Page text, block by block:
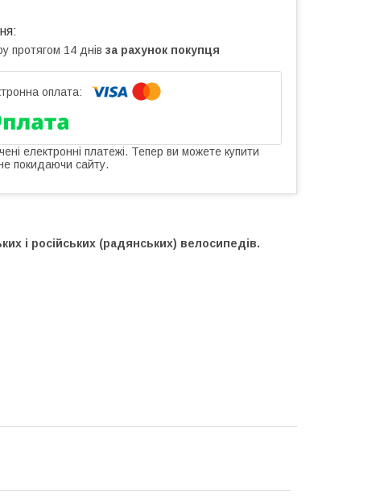
протягом 14 днів за рахунок покупця
електронні платежі. Тепер ви можете купити
покидаючи сайту.
і російських (радянських) велосипедів.